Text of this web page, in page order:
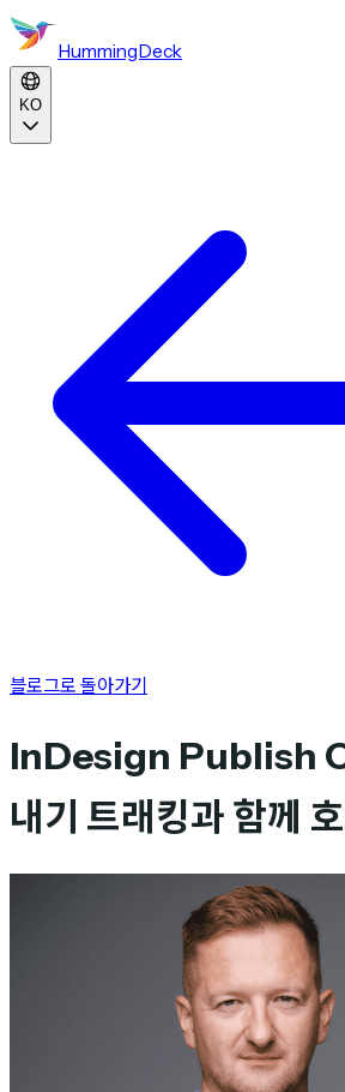
HummingDeck
KO
블로그로 돌아가기
InDesign Publish
내기 트래킹과 함께